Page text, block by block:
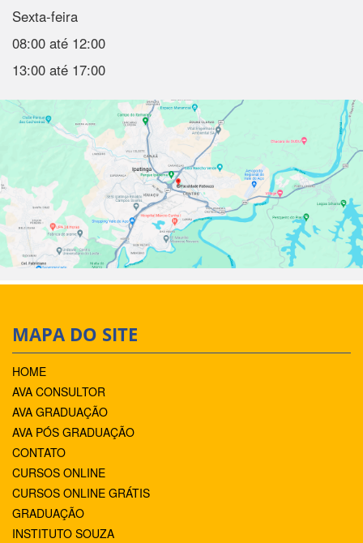
Sexta-feira
08:00 até 12:00
13:00 até 17:00
MAPA DO SITE
HOME
AVA CONSULTOR
AVA GRADUAÇÃO
AVA PÓS GRADUAÇÃO
CONTATO
CURSOS ONLINE
CURSOS ONLINE GRÁTIS
GRADUAÇÃO
INSTITUTO SOUZA